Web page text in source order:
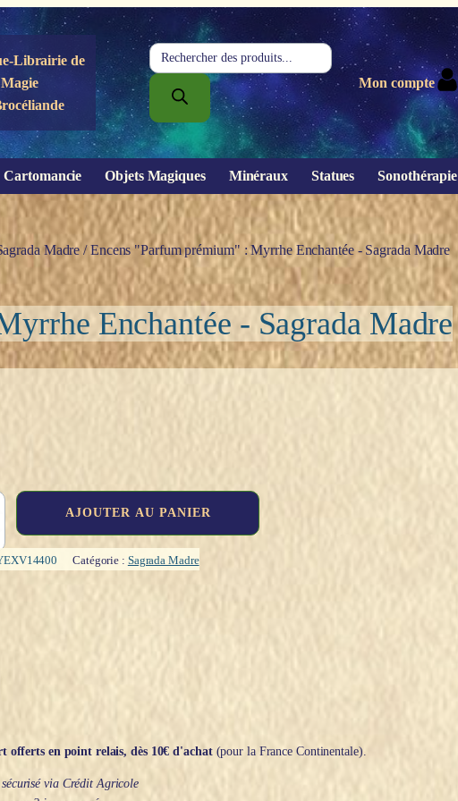
Librairie de
Magie
Recherche
de
produits
Mon compte
Cartomancie Objets Magiques Minéraux Statues Sonothérapie
Madre / Encens "Parfum prémium" : Myrrhe Enchantée - Sagrada Madre
Enchantée - Sagrada Madre
AJOUTER AU PANIER
Catégorie : Sagrada Madre
offerts en point relais, dès 10€ d'achat(pour la France Continentale).
via Crédit Agricole